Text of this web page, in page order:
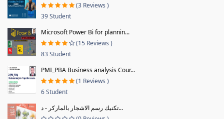
(3 Reviews )
39 Student
Microsoft Power Bi for plannin...
(15 Reviews )
83 Student
PMI_PBA Business analysis Cour...
(1 Reviews )
6 Student
تكنيك رسم الاشجار بالماركر - د...